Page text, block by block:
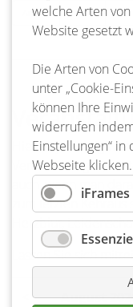
Anfang
Zurück 13
Hier ist ja richtig
Veranstaltungen,
auch, wenn man
zum letzten
Herzblut,
Lassen Sie sich
August
welche Arten
Website gesetzt
Die Arten von
unter „Cookie-
können Ihre
widerrufen
Einstellungen“
Webseite klicken.
iFrames